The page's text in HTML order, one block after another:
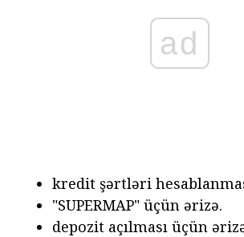
ad
kredit şərtləri
"SUPERMAP" üçün ərizə.
depozit açılması üçün